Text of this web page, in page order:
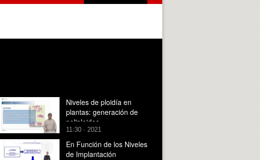
Niveles de ploidía en
plantas: generación de
poliploides
11:30 · 2021
En Función de los Niveles
de Implantación